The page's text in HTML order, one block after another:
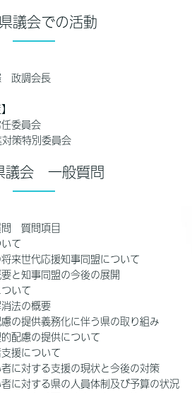
議会での活動
政調会長
員会
別委員会
議会 一般質問
問 質問項目
て
世代応援知事同盟について
知事同盟の今後の展開
いて
法の概要
提供義務化に伴う県の取り組み
慮の提供について
援について
対する支援の現状と今後の対策
対する県の人員体制及び予算の状況